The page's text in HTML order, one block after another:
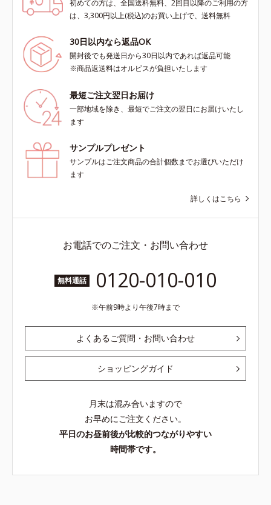
初めての方は、全国送料無料、2回目以降のご利用の方
は、3,300円以上(税込)のお買い上げで、送料無料
30日以内なら返品OK
開封後でも発送日から30日以内であれば返品可能
※商品返送料はオルビスが負担いたします
最短ご注文翌日お届け
一部地域を除き、最短でご注文の翌日にお届けいたし
ます
サンプルプレゼント
サンプルはご注文商品の合計個数までお選びいただけ
ます
詳しくはこちら
お電話でのご注文・お問い合わせ
無料通話 0120-010-010
午前9時より午後7時まで
よくあるご質問・お問い合わせ
ショッピングガイド
月末は混み合いますので
お早めにご注文ください。
平日のお昼前後が比較的つながりやすい
時間帯です。